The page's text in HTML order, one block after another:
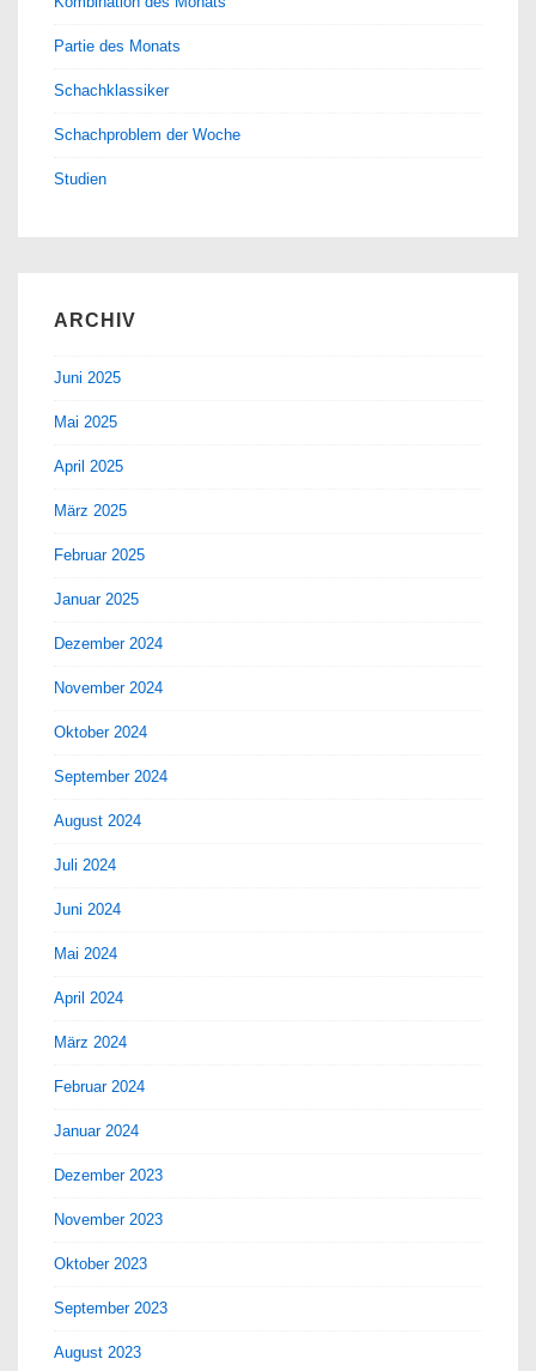
Partie des Monats
Schachklassiker
Schachproblem der Woche
Studien
ARCHIV
Juni 2025
Mai 2025
April 2025
März 2025
Februar 2025
Januar 2025
Dezember 2024
November 2024
Oktober 2024
September 2024
August 2024
Juli 2024
Juni 2024
Mai 2024
April 2024
März 2024
Februar 2024
Januar 2024
Dezember 2023
November 2023
Oktober 2023
September 2023
August 2023